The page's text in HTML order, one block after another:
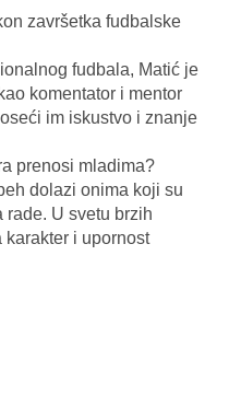
završetka fudbalske
fudbala, Matić je
komentator i mentor
im iskustvo i znanje
prenosi mladima?
dolazi onima koji su
rade. U svetu brzih
karakter i upornost